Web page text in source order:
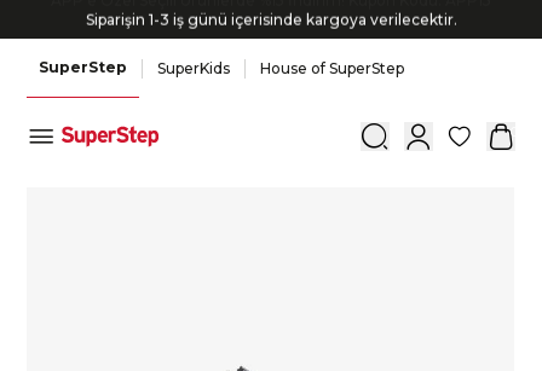
Siparişin 1-3 iş günü içerisinde kargoya verilecektir.
SuperStep SuperKids House of SuperStep
0